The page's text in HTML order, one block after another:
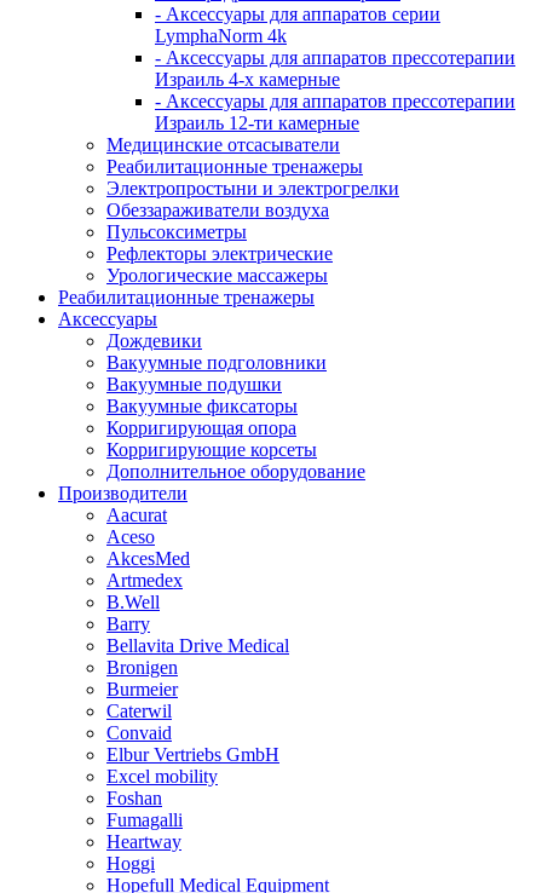
- Аксессуары для аппаратов серии
LymphaNorm 4k
- Аксессуары для аппаратов прессотерапии
Израиль 4-х камерные
- Аксессуары для аппаратов прессотерапии
Израиль 12-ти камерные
Медицинские отсасыватели
Реабилитационные тренажеры
Электропростыни и электрогрелки
Обеззараживатели воздуха
Пульсоксиметры
Рефлекторы электрические
Урологические массажеры
Реабилитационные тренажеры
Аксессуары
Дождевики
Вакуумные подголовники
Вакуумные подушки
Вакуумные фиксаторы
Корригирующая опора
Корригирующие корсеты
Дополнительное оборудование
Производители
Aacurat
Aceso
AkcesMed
Artmedex
B.Well
Barry
Bellavita Drive Medical
Bronigen
Burmeier
Caterwil
Convaid
Elbur Vertriebs GmbH
Excel mobility
Foshan
Fumagalli
Heartway
Hoggi
Hopefull Medical Equipment